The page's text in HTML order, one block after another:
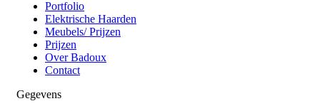
Portfolio
Elektrische Haarden
Meubels/ Prijzen
Prijzen
Over Badoux
Contact
Gegevens